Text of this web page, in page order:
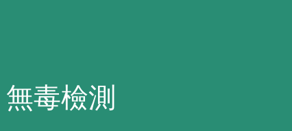
​無毒檢測​